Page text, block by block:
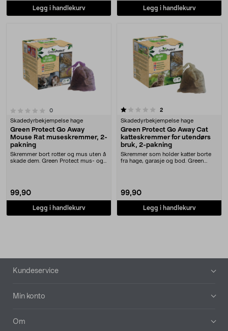
Legg i handlekurv Legg i handlekurv
0anmeldelser
Skadedyrbekjempelse hage
Green Protect Go Away
Mouse Rat museskremmer, 2-
pakning
Skremmer bort rotter og mus uten å
skade dem. Green Protect mus- og
99,90
Legg i handlekurv
1.0 av 5 stjerner 2anmeldelser
Skadedyrbekjempelse hage
Green Protect Go Away Cat
katteskremmer for utendørs
bruk, 2-pakning
Skremmer som holder katter borte
fra hage, garasje og bod. Green
99,90
Legg i handlekurv
Bunntekst
Kundeservice
Min konto
Om